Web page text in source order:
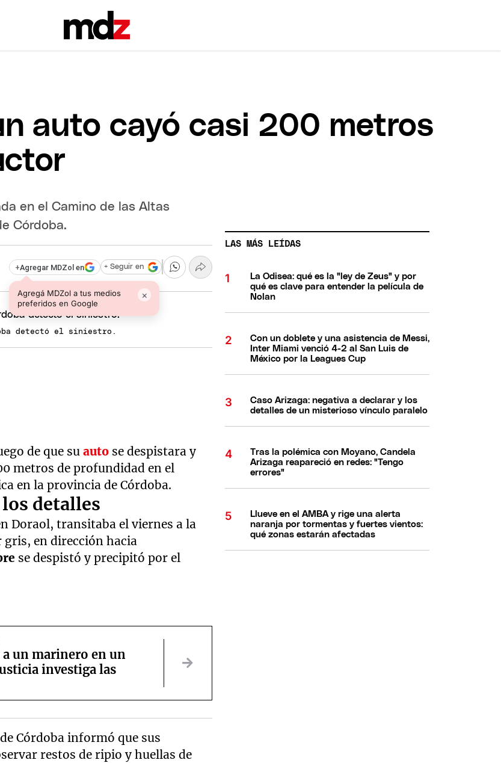
auto cayó casi 200 metros
en el Camino de las Altas
Córdoba.
+Agregar MDZol en
Agregá MDZol a tus medios
preferidos en Google
×
+ Seguir en
detectó el siniestro.
de que suauto se despistara y
metros de profundidad en el
en la provincia de Córdoba.
detalles
Doraol, transitaba el viernes a la
gris, en dirección hacia
se despistó y precipitó por el
un marinero en un
investiga las
Córdoba informó que sus
restos de ripio y huellas de
LAS MÁS LEÍDAS
La Odisea: qué es la "ley de Zeus" y por
qué es clave para entender la película de
Nolan
Con un doblete y una asistencia de Messi,
Inter Miami venció 4-2 al San Luis de
México por la Leagues Cup
Caso Arizaga: negativa a declarar y los
detalles de un misterioso vínculo paralelo
Tras la polémica con Moyano, Candela
Arizaga reapareció en redes: "Tengo
errores"
Llueve en el AMBA y rige una alerta
naranja por tormentas y fuertes vientos:
qué zonas estarán afectadas